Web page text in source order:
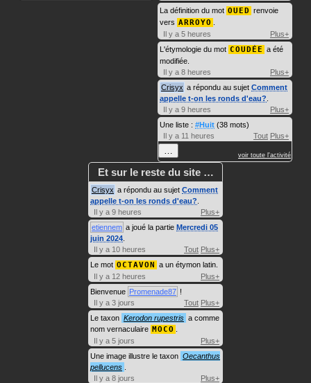
La définition du mot OUED renvoie
vers ARROYO
Il y a 5 heures
Plus+
L'étymologie du mot COUDÉE a été
modifiée.
Il y a 8 heures
Plus+
Crisyx a répondu au sujet Comment
appelle t-on les ronds d'eau?
Il y a 9 heures
Plus+
Une liste : #Huit (38 mots)
Il y a 11 heures
Tout Plus+
… voir toute l'activité
Et sur le reste du site …
Crisyx a répondu au sujet Comment
appelle t-on les ronds d'eau?
Il y a 9 heures
Plus+
etiennem a joué la partie Mercredi 05
juin 2024
Il y a 10 heures
Tout Plus+
Le mot OCTAVON a un étymon latin.
Il y a 12 heures
Plus+
Bienvenue Promenade87 !
Il y a 3 jours
Tout Plus+
Le taxon Kerodon rupestris a comme
nom vernaculaire MOCO
Il y a 5 jours
Plus+
Une image illustre le taxon Oecanthus
pellucens
Il y a 8 jours
Plus+